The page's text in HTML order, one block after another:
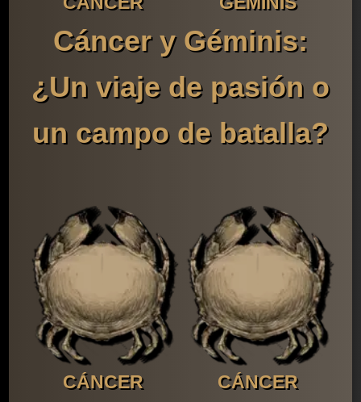
Cáncer y Géminis:
¿Un viaje de pasión o
un campo de batalla?
CÁNCER CÁNCER